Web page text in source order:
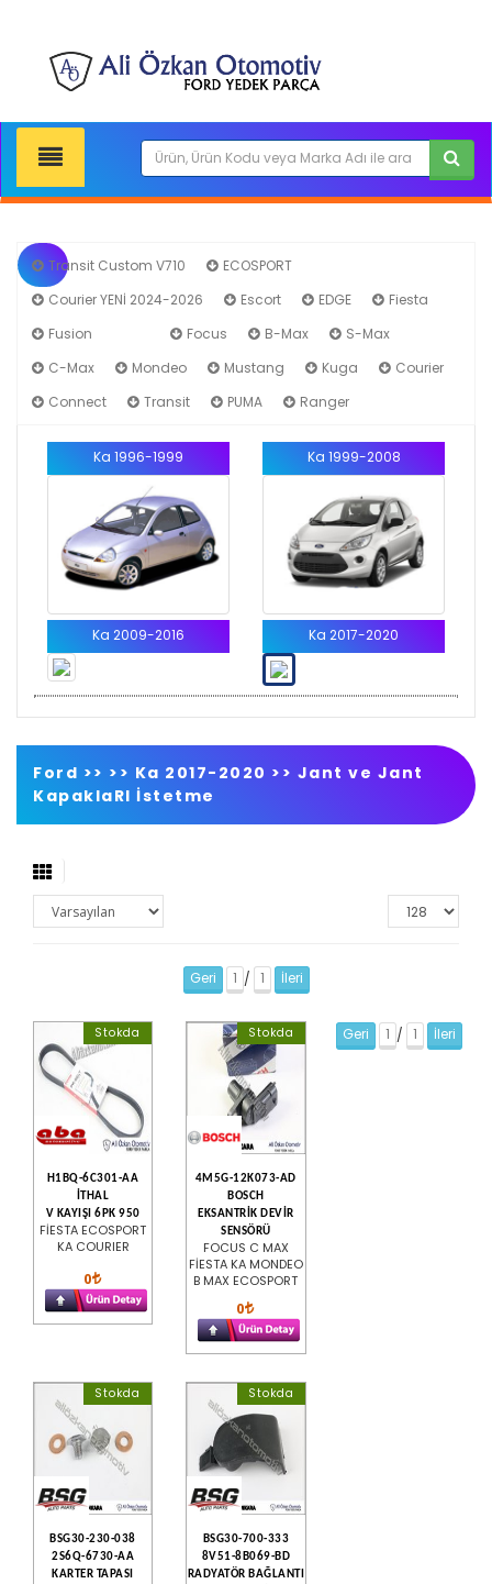
Transit Custom V710
ECOSPORT
Courier YENİ 2024-2026
Escort EDGE
Fiesta
Fusion
Focus B-Max
S-Max
C-Max
Mondeo Mustang Kuga
Courier
Connect
Transit PUMA Ranger
Ka 1996-1999 Ka 1999-2008
Ka 2009-2016 Ka 2017-2020
Ford >> >> Ka 2017-2020 >> Jant ve Jant
KapaklaRI İstetme
Geri 1 / 1 İleri
Stokda
H1BQ-6C301-AA
İTHAL
V KAYIŞI 6PK 950
FİESTA ECOSPORT
KA COURIER
0
Stokda
4M5G-12K073-AD
BOSCH
EKSANTRİK DEVİR
SENSÖRÜ
FOCUS C MAX
FİESTA KA MONDEO
B MAX ECOSPORT
0
Stokda
BSG30-230-038
2S6Q-6730-AA
KARTER TAPASI
Stokda
BSG30-700-333
8V51-8B069-BD
RADYATÖR BAĞLANTI
Geri 1 / 1 İleri